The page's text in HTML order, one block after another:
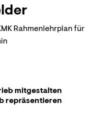
Rahmenlehrplan für
mitgestalten
repräsentieren